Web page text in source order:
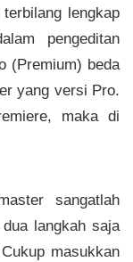
lengkap
pengeditan
(Premium) beda
yang versi Pro.
maka di
sangatlah
langkah saja
masukkan